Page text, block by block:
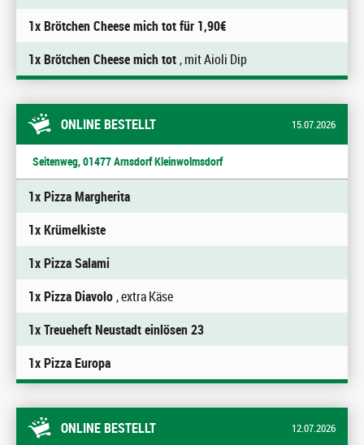
1x Brötchen Cheese mich tot für 1,90€
1x Brötchen Cheese mich tot, mit Aioli Dip
ONLINE BESTELLT 15.07.2026
Seitenweg, 01477 Arnsdorf Kleinwolmsdorf
1x Pizza Margherita
1x Krümelkiste
1x Pizza Salami
1x Pizza Diavolo, extra Käse
1x Treueheft Neustadt einlösen 23
1x Pizza Europa
ONLINE BESTELLT 12.07.2026